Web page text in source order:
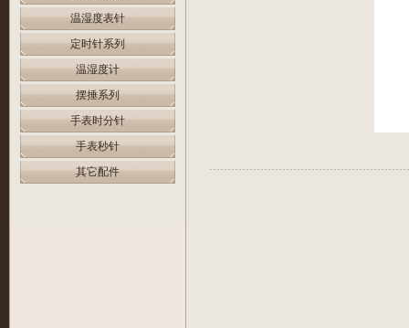
温湿度表针
定时针系列
温湿度计
摆捶系列
手表时分针
手表秒针
其它配件